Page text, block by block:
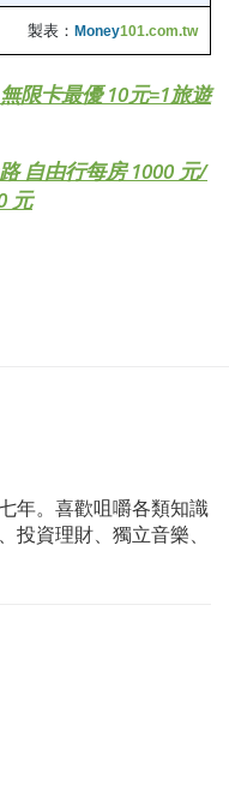
製表： Money101.com.tw
限卡最優 10元=1旅遊
自由行每房 1000 元/
元
年。喜歡咀嚼各類知識
投資理財、獨立音樂、